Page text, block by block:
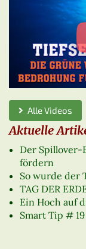
Alle Videos
Aktuelle
Der Spillover-
fördern
So wurde der
TAG DER
Ein Hoch auf
Smart Tip # 19